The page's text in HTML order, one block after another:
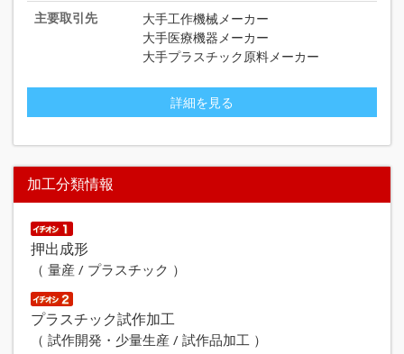
主要取引先
大手工作機械メーカー
大手医療機器メーカー
大手プラスチック原料メーカー
詳細を見る
加工分類情報
押出成形
（ 量産 / プラスチック ）
プラスチック試作加工
（ 試作開発・少量生産 / 試作品加工 ）